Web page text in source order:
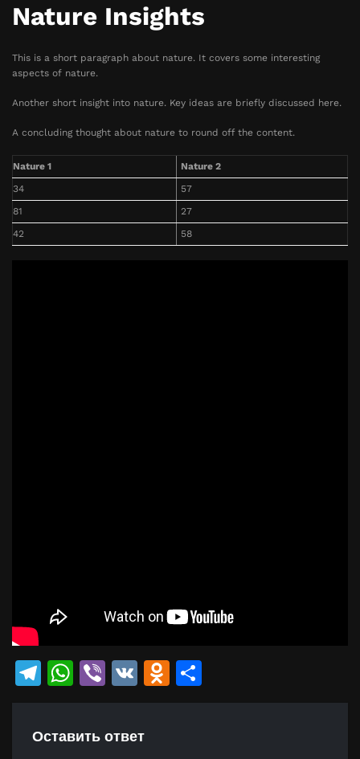
Nature Insights
This is a short paragraph about nature. It covers some interesting
aspects of nature.
Another short insight into nature. Key ideas are briefly discussed here.
A concluding thought about nature to round off the content.
Nature 1
Nature 2
34
57
81
27
42
58
Telegram
WhatsApp
Viber
VK Odnoklassniki
Оставить ответ